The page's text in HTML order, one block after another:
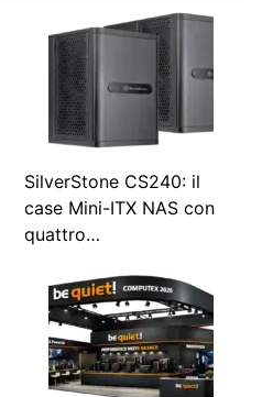
SilverStone CS240: il
case Mini-ITX NAS con
quattro…